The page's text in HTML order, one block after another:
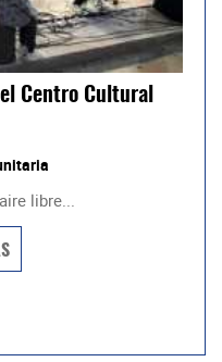
Centro Cultural
libre...